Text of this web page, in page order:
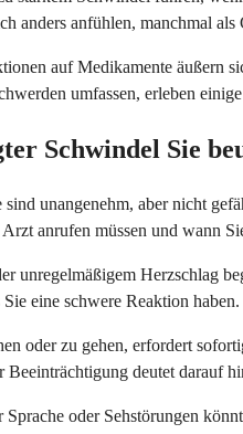
anders anfühlen, manchmal
auf Medikamente äußern
umfassen, erleben
Schwindel Sie
unangenehm, aber nicht
anrufen müssen und wann
unregelmäßigem Herzschlag
eine schwere Reaktion
oder zu gehen, erfordert
deutet darauf
oder Sehstörungen